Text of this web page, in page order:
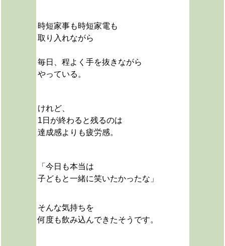
時短家事も時短家電も
取り入れながら
毎日、程よく手を抜きながら
やっている。
けれど、
1日が終わると残るのは
達成感よりも疲労感。
「今日も本当は
子どもと一緒に笑いたかったな」
そんな気持ちを
何度も飲み込んできたそうです。